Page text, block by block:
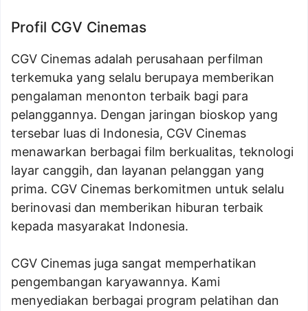
Profil CGV Cinemas
CGV Cinemas adalah perusahaan perfilman
terkemuka yang selalu berupaya memberikan
pengalaman menonton terbaik bagi para
pelanggannya. Dengan jaringan bioskop yang
tersebar luas di Indonesia, CGV Cinemas
menawarkan berbagai film berkualitas, teknologi
layar canggih, dan layanan pelanggan yang
prima. CGV Cinemas berkomitmen untuk selalu
berinovasi dan memberikan hiburan terbaik
kepada masyarakat Indonesia.
CGV Cinemas juga sangat memperhatikan
pengembangan karyawannya. Kami
menyediakan berbagai program pelatihan dan